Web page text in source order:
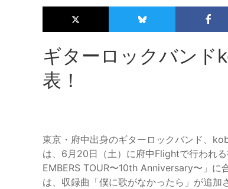
ギターロックバンド
表！
東京・府中出身のギターロックバンド、
は、6月20日（土）に府中Flightで行われ
EMBERS TOUR〜10th Anniversary〜」に
は、収録曲「僕に歌がなかったら」が追加